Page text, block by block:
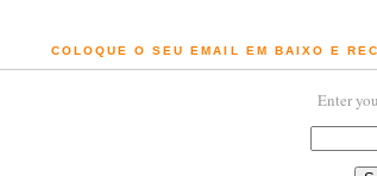
COLOQUE O SEU EMAIL EM BAIXO E
Enter